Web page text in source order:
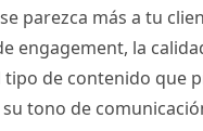
parezca más a tu
engagement, la
tipo de contenido que
tono de